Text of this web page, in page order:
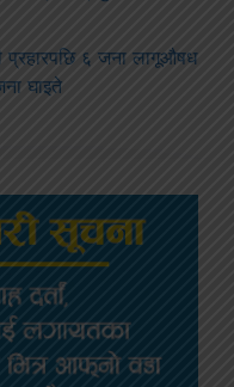
प्रहारपछि ६ जना लागूऔषध
घाइते